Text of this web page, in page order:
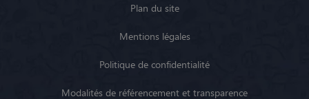
Plan du site
Mentions légales
Politique de confidentialité
Modalités de référencement et transparence